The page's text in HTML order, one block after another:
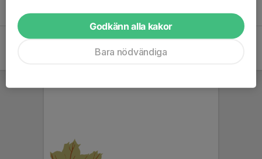
Godkänn alla kakor
Bara nödvändiga